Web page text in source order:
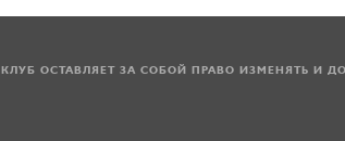
КЛУБ ОСТАВЛЯЕТ ЗА СОБОЙ ПРАВО ИЗМЕНЯТЬ И